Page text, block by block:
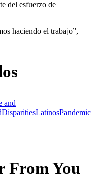
del esfuerzo de
haciendo el trabajo”,
and
DisparitiesLatinosPandemic
From You